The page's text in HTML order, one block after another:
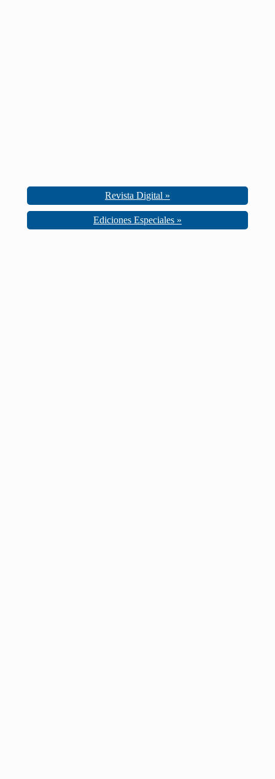
Revista Digital »
Ediciones Especiales »